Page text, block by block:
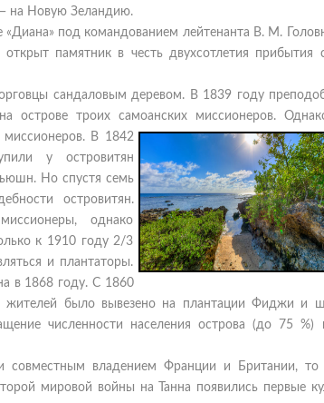
— на Новую Зеландию.
«Диана» под командованием лейтенанта В. М.
памятник в честь двухсотлетия прибытия
сандаловым деревом. В 1839 году
острове троих самоанских миссионеров.
миссионеров. В 1842
у островитян
Но спустя семь
островитян.
однако
к 1910 году 2/3
и плантаторы.
в 1868 году. С 1860
жителей было вывезено на плантации Фиджи и
численности населения острова (до 75 %)
совместным владением Франции и Британии, то
мировой войны на Танна появились первые